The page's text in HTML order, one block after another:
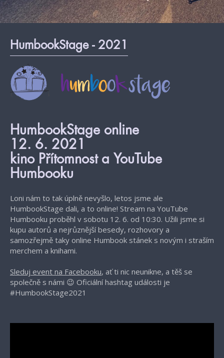
HumbookStage - 2021
HumbookStage online
12. 6. 2021
kino Přítomnost a YouTube
Humbooku
Loni nám to tak úplně nevyšlo, letos jsme ale
HumbookStage dali, a to online! Stream na YouTube
Humbooku proběhl v sobotu 12. 6. od 10:30. Užili jsme si
kupu autorů a nejrůznější besedy, rozhovory a
samozřejmě taky online Humbook stánek s novým i straším
merchem a knihami.
Sleduj event na Facebooku, ať ti nic neunikne, a těš se
společně s námi 😉 Oficiální hashtag události je
#HumbookStage2021